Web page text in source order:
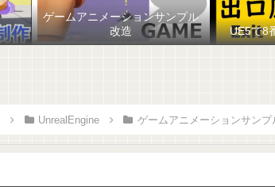
ゲームアニメーションサンプル
改造
UE5で8
UnrealEngine ゲームアニメーションサンプ